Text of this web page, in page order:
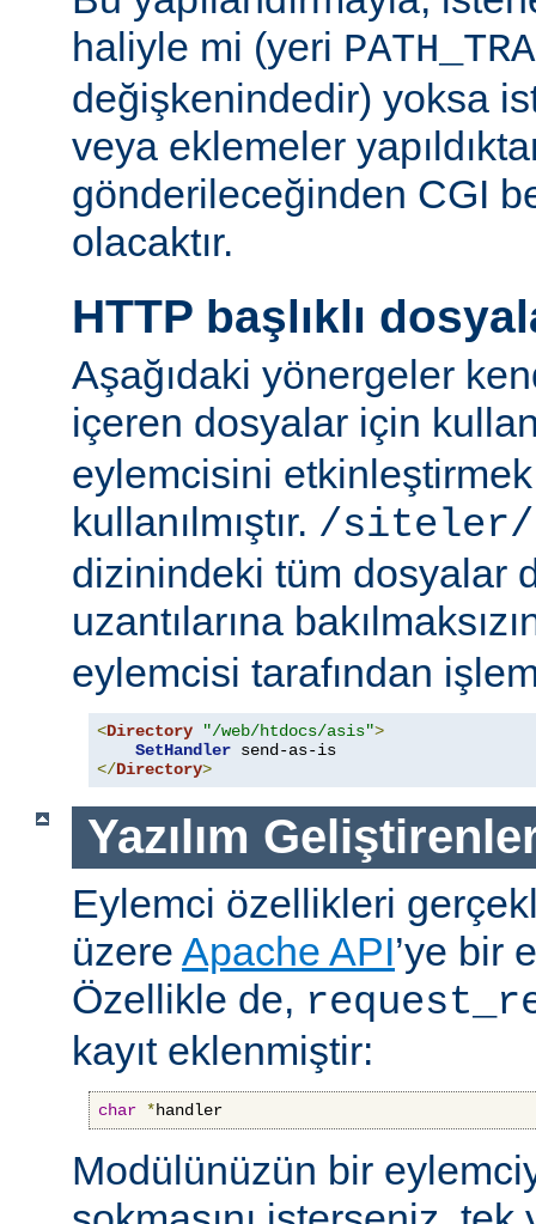
haliyle mi (yeri
değişkenindedir) yoksa
veya eklemeler
gönderileceğinden CGI
olacaktır.
HTTP başlıklı
Aşağıdaki yönergeler
içeren dosyalar için
eylemcisini
kullanılmıştır. /siteler/
dizinindeki tüm dosyalar
uzantılarına
eylemcisi tarafından
<Directory "/web/htdocs/asis">
SetHandler
</Directory>
Yazılım
Eylemci özellikleri
üzere Apache API’ye bir
Özellikle de,
kayıt eklenmiştir:
char *handler
Modülünüzün bir